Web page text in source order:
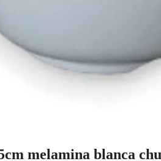
melamina blanca